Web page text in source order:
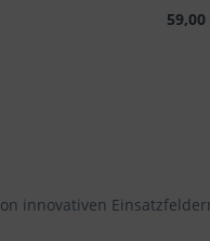
innovativen